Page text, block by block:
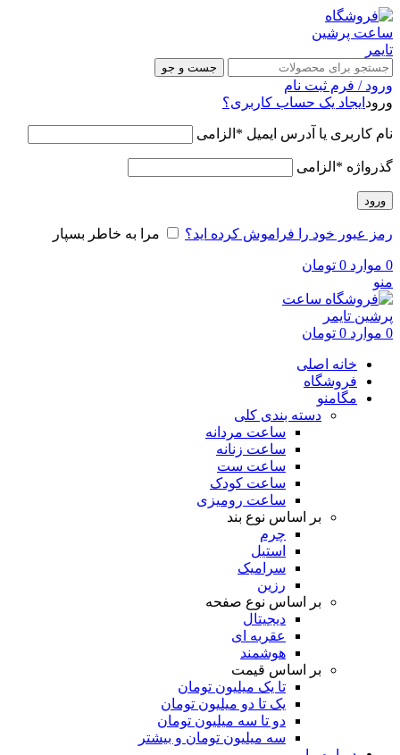
جست و جو
ورود / فرم ثبت نام
ورود ایجاد یک حساب کاربری؟
نام کاربری یا آدرس ایمیل * الزامی
گذرواژه * الزامی
ورود
رمز عبور خود را فراموش کرده اید؟ مرا به خاطر بسپار
0 موارد 0 تومان
منو
0 موارد 0 تومان
خانه اصلی
فروشگاه
مگامنو
دسته بندی کلی
ساعت مردانه
ساعت زنانه
ساعت ست
ساعت کودک
ساعت رومیزی
بر اساس نوع بند
چرم
استیل
سرامیک
رزین
بر اساس نوع صفحه
دیجیتال
عقربه ای
هوشمند
بر اساس قیمت
تا یک میلیون تومان
یک تا دو میلیون تومان
دو تا سه میلیون تومان
سه میلیون تومان و بیشتر